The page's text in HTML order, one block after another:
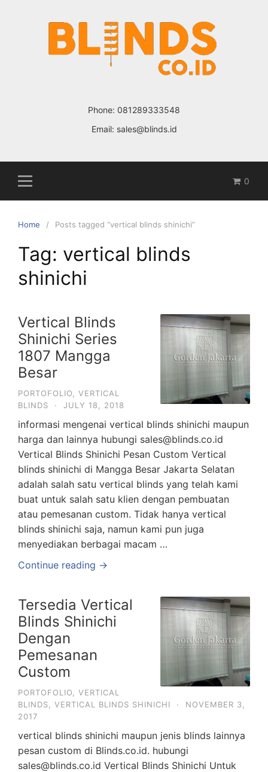
Phone: 081289333548
Email: sales@blinds.id
0
Home Posts tagged “vertical blinds shinichi”
Tag: vertical blinds
shinichi
Vertical Blinds
Shinichi Series
1807 Mangga
Besar
PORTOFOLIO
VERTICAL
BLINDS
· JULY 18, 2018
informasi mengenai vertical blinds shinichi maupun
harga dan lainnya hubungi sales@blinds.co.id
Vertical Blinds Shinichi Pesan Custom Vertical
blinds shinichi di Mangga Besar Jakarta Selatan
adalah salah satu vertical blinds yang telah kami
buat untuk salah satu klien dengan pembuatan
atau pemesanan custom. Tidak hanya vertical
blinds shinichi saja, namun kami pun juga
menyediakan berbagai macam …
Continue reading →
Tersedia Vertical
Blinds Shinichi
Dengan
Pemesanan
Custom
PORTOFOLIO
VERTICAL
BLINDS
VERTICAL BLINDS SHINICHI ·
NOVEMBER 3,
2017
vertical blinds shinichi maupun jenis blinds lainnya
pesan custom di Blinds.co.id. hubungi
sales@blinds.co.id Vertical Blinds Shinichi Untuk